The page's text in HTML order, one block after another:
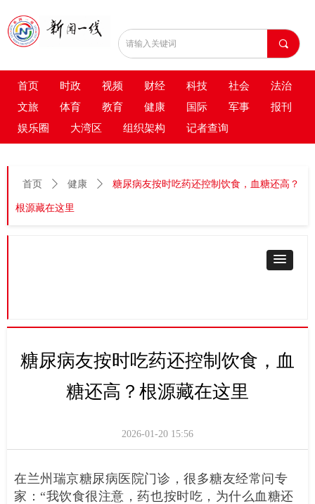
首页 时政 视频 财经 科技 社会
法治
文旅
体育 教育 健康 国际 军事
报刊
娱乐圈
大湾区 组织架构 记者查询
끠
首页 ꄲ 健康 ꄲ 糖尿病友按时吃药还控制饮食，血糖还高？
根源藏在这里
糖尿病友按时吃药还控制饮食，血
糖还高？根源藏在这里
在兰州瑞京糖尿病医院门诊，很多糖友经常问专
家：“我饮食很注意，药也按时吃，为什么血糖还
2026-01-20 15:56